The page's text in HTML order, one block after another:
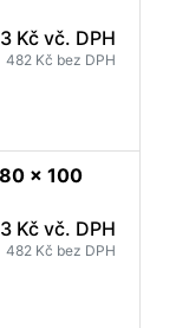
Kč vč. DPH
482 Kč bez DPH
x 100
Kč vč. DPH
482 Kč bez DPH